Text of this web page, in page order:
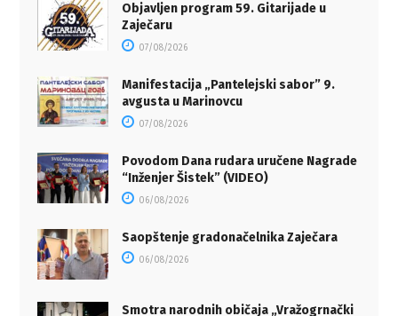
Objavljen program 59. Gitarijade u
Zaječaru
07/08/2026
Manifestacija „Pantelejski sabor” 9.
avgusta u Marinovcu
07/08/2026
Povodom Dana rudara uručene Nagrade
“Inženjer Šistek” (VIDEO)
06/08/2026
Saopštenje gradonačelnika Zaječara
06/08/2026
Smotra narodnih običaja „Vražogrnački